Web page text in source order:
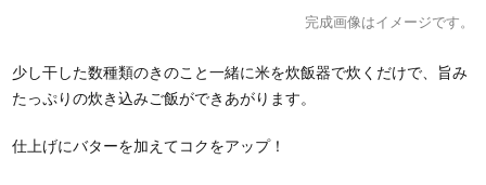
完成画像はイメージです。
少し干した数種類のきのこと一緒に米を炊飯器で炊くだけで、旨み
たっぷりの炊き込みご飯ができあがります。
仕上げにバターを加えてコクをアップ！